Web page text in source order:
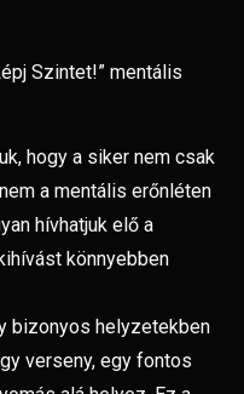
Szintet!” mentális
hogy a siker nem csak
a mentális erőnléten
hívhatjuk elő a
könnyebben
bizonyos helyzetekben
verseny, egy fontos